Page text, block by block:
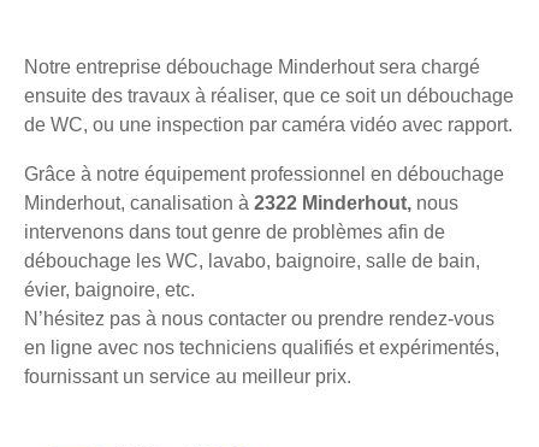
Notre entreprise débouchage Minderhout sera chargé
ensuite des travaux à réaliser, que ce soit un débouchage
de WC, ou une inspection par caméra vidéo avec rapport.
Grâce à notre équipement professionnel en débouchage
Minderhout, canalisation à 2322 Minderhout, nous
intervenons dans tout genre de problèmes afin de
débouchage les WC, lavabo, baignoire, salle de bain,
évier, baignoire, etc.
N’hésitez pas à nous contacter ou prendre rendez-vous
en ligne avec nos techniciens qualifiés et expérimentés,
fournissant un service au meilleur prix.